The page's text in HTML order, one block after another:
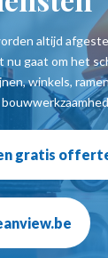
altijd
nu gaat om het
winkels,
gratis